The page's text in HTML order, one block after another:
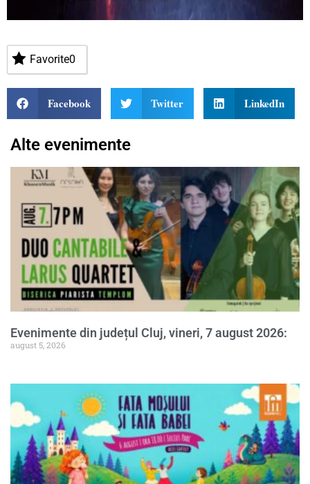
Favorite0
Facebook Twitter LinkedIn
Alte evenimente
Evenimente din județul Cluj, vineri, 7 august 2026:
august 5, 2026